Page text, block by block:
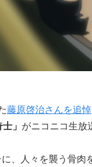
藤原啓治さんを追悼
」 がニコニコ生放
、人々を襲う骨肉